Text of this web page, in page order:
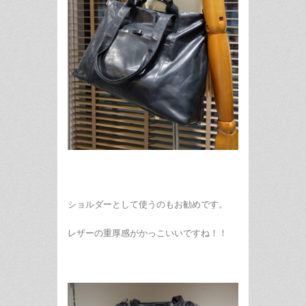
ショルダーとして使うのもお勧めです。
レザーの重厚感がかっこいいですね！！